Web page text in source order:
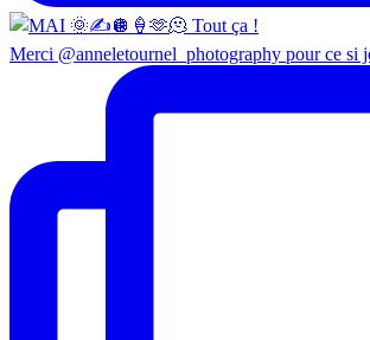
Merci @anneletournel_photography pour ce si